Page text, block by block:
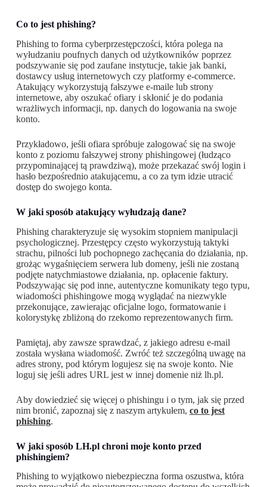
Co to jest phishing?
Phishing to forma cyberprzestępczości, która polega na
wyłudzaniu poufnych danych od użytkowników poprzez
podszywanie się pod zaufane instytucje, takie jak banki,
dostawcy usług internetowych czy platformy e-commerce.
Atakujący wykorzystują fałszywe e-maile lub strony
internetowe, aby oszukać ofiary i skłonić je do podania
wrażliwych informacji, np. danych do logowania na swoje
konto.
Przykładowo, jeśli ofiara spróbuje zalogować się na swoje
konto z poziomu fałszywej strony phishingowej (łudząco
przypominającej tą prawdziwą), może przekazać swój login i
hasło bezpośrednio atakującemu, a co za tym idzie utracić
dostęp do swojego konta.
W jaki sposób atakujący wyłudzają dane?
Phishing charakteryzuje się wysokim stopniem manipulacji
psychologicznej. Przestępcy często wykorzystują taktyki
strachu, pilności lub pochopnego zachęcania do działania, np.
grożąc wygaśnięciem serwera lub domeny, jeśli nie zostaną
podjęte natychmiastowe działania, np. opłacenie faktury.
Podszywając się pod inne, autentyczne komunikaty tego typu,
wiadomości phishingowe mogą wyglądać na niezwykle
przekonujące, zawierając oficjalne logo, formatowanie i
kolorystykę zbliżoną do rzekomo reprezentowanych firm.
Pamiętaj, aby zawsze sprawdzać, z jakiego adresu e-mail
została wysłana wiadomość. Zwróć też szczególną uwagę na
adres strony, pod którym logujesz się na swoje konto. Nie
loguj się jeśli adres URL jest w innej domenie niż lh.pl.
Aby dowiedzieć się więcej o phishingu i o tym, jak się przed
nim bronić, zapoznaj się z naszym artykułem, co to jest
phishing.
W jaki sposób LH.pl chroni moje konto przed
phishingiem?
Phishing to wyjątkowo niebezpieczna forma oszustwa, która